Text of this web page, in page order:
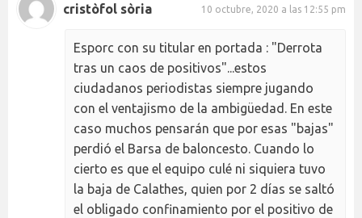
cristòfol sòria 10 octubre, 2020 a las 12:55 pm
Esporc con su titular en portada : "Derrota
tras un caos de positivos"...estos
ciudadanos periodistas siempre jugando
con el ventajismo de la ambigüedad. En este
caso muchos pensarán que por esas "bajas"
perdió el Barsa de baloncesto. Cuando lo
cierto es que el equipo culé ni siquiera tuvo
la baja de Calathes, quien por 2 días se saltó
el obligado confinamiento por el positivo de